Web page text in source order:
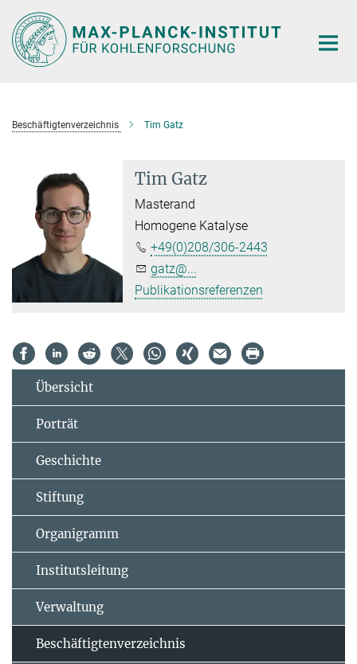
Hauptinhalt
Beschäftigtenverzeichnis Tim Gatz
Tim Gatz
Masterand
Homogene Katalyse
+49(0)208/306-2443
gatz@...
Publikationsreferenzen
Übersicht
Porträt
Geschichte
Stiftung
Organigramm
Institutsleitung
Verwaltung
Beschäftigtenverzeichnis